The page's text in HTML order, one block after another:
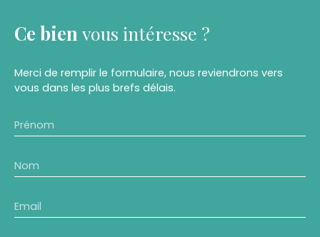
Ce bien vous intéresse ?
Merci de remplir le formulaire, nous reviendrons vers
vous dans les plus brefs délais.
Prénom
Nom
Email